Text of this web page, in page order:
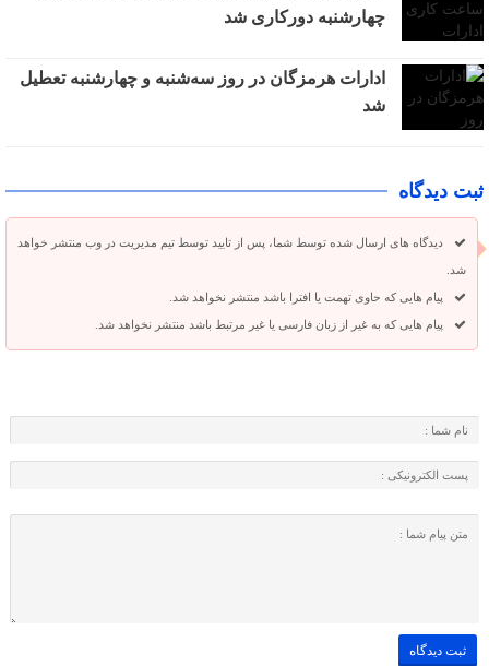
چهارشنبه دورکاری شد
ادارات هرمزگان در روز سه‌شنبه و چهارشنبه تعطیل
شد
ثبت دیدگاه
دیدگاه های ارسال شده توسط شما، پس از تایید توسط تیم مدیریت در وب منتشر خواهد
شد.
پیام هایی که حاوی تهمت یا افترا باشد منتشر نخواهد شد.
پیام هایی که به غیر از زبان فارسی یا غیر مرتبط باشد منتشر نخواهد شد.